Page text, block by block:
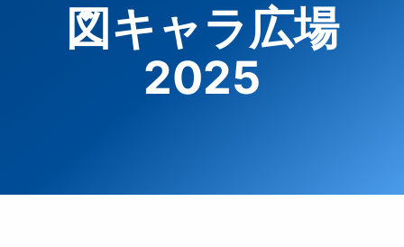
図キャラ広場
2025